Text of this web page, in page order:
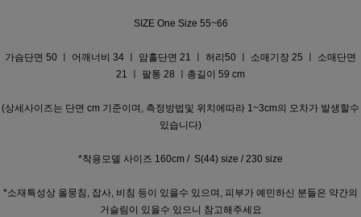
SIZE One Size 55~66
가슴단면 50 ㅣ 어깨너비 34 ㅣ 암홀단면 21 ㅣ 허리50 ㅣ 소매기장 25 ㅣ 소매단면
21 ㅣ 팔통 28 ㅣ총길이 59 cm
(상세사이즈는 단면 cm 기준이며, 측정방법및 위치에따라 1~3cm의 오차가 발생할수
있습니다)
*착용모델 사이즈 160cm / S(44) size / 230 size
*소재특성상 올뭉침, 잡사, 비침 등이 있을수 있으며, 피부가 예민하신 분들은 약간의
거슬림이 있을수 있으니 참고해주세요